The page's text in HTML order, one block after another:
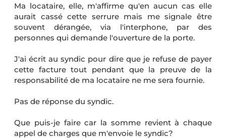
Ma locataire, elle, m'affirme qu'en aucun cas elle
aurait cassé cette serrure mais me signale être
souvent dérangée, via l'interphone, par des
personnes qui demande l'ouverture de la porte.
J'ai écrit au syndic pour dire que je refuse de payer
cette facture tout pendant que la preuve de la
responsabilité de ma locataire ne me sera fournie.
Pas de réponse du syndic.
Que puis-je faire car la somme revient à chaque
appel de charges que m'envoie le syndic?